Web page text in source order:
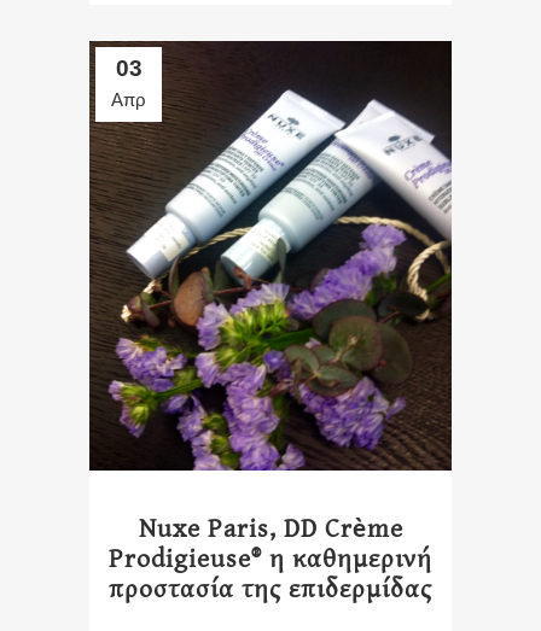
03
Απρ
Nuxe Paris, DD Crème
Prodigieuse® η καθημερινή
προστασία της επιδερμίδας